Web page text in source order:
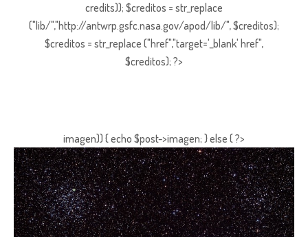
credits)); $creditos = str_replace
("lib/","http://antwrp.gsfc.nasa.gov/apod/lib/", $creditos);
$creditos = str_replace ("href","target='_blank' href",
$creditos); ?>
imagen)) { echo $post->imagen; } else { ?>